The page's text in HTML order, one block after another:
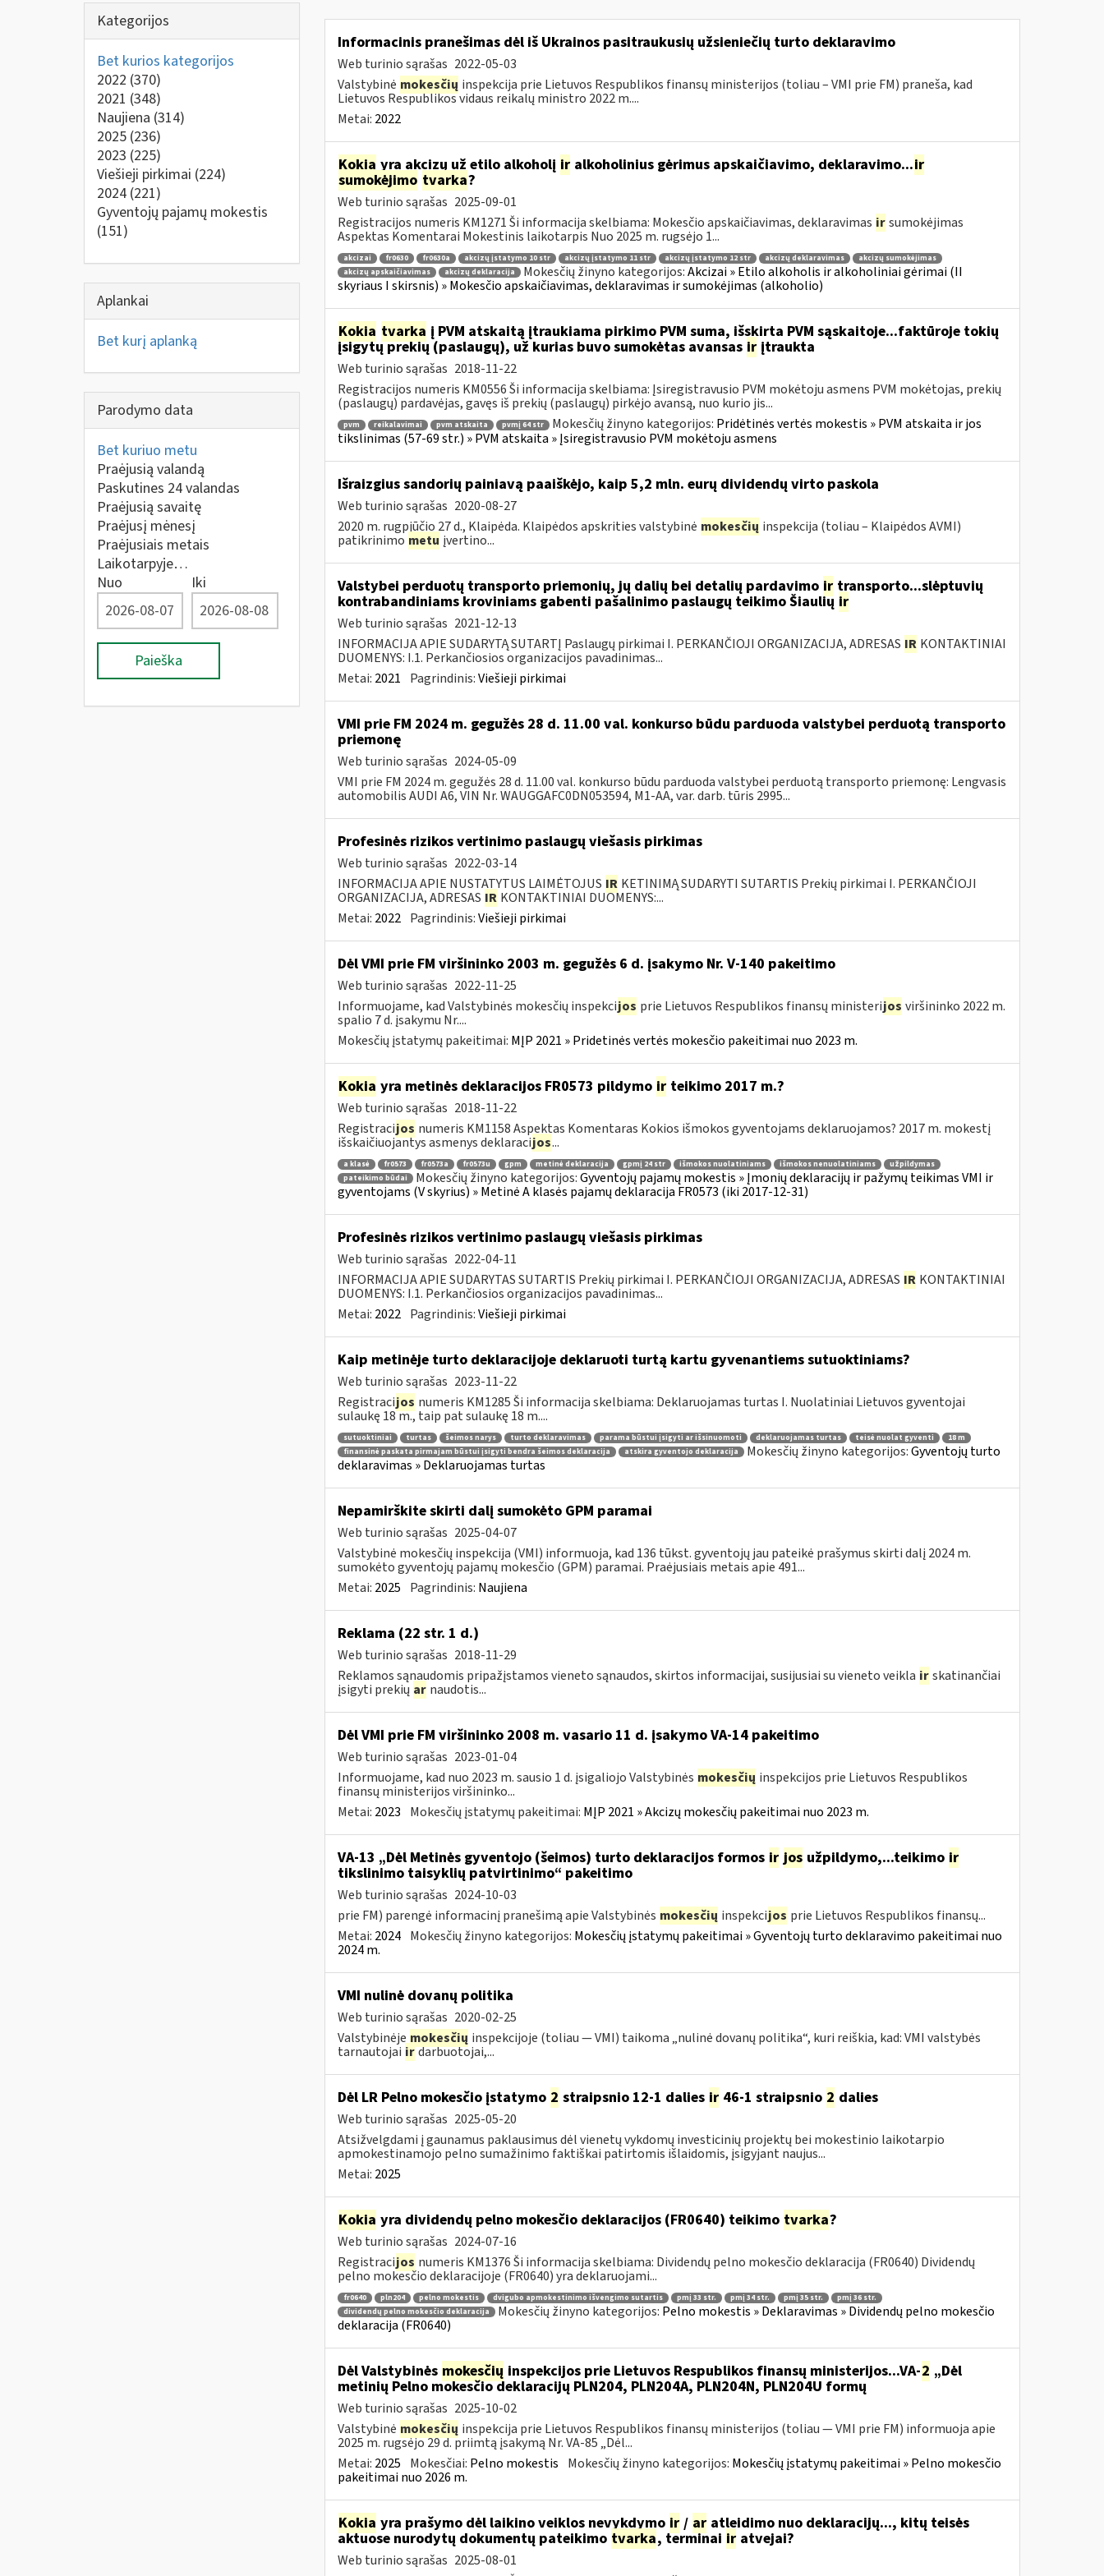
Kategorijos
Bet kurios kategorijos
2022 (370)
2021 (348)
Naujiena (314)
2025 (236)
2023 (225)
Viešieji pirkimai (224)
2024 (221)
Gyventojų pajamų mokestis
(151)
Aplankai
Bet kurį aplanką
Parodymo data
Bet kuriuo metu
Praėjusią valandą
Paskutines 24 valandas
Praėjusią savaitę
Praėjusį mėnesį
Praėjusiais metais
Laikotarpyje…
Nuo
Iki
Paieška
Informacinis pranešimas dėl iš Ukrainos pasitraukusių užsieniečių turto deklaravimo
Web turinio sąrašas 2022-05-03
Valstybinė mokesčių inspekcija prie Lietuvos Respublikos finansų ministerijos (toliau – VMI prie FM) praneša, kad
Lietuvos Respublikos vidaus reikalų ministro 2022 m....
Metai: 2022
Kokiayra akcizų už etilo alkoholį iralkoholinius gėrimus apskaičiavimo, deklaravimo...ir
sumokėjimo tvarka?
Web turinio sąrašas 2025-09-01
Registracijos numeris KM1271 Ši informacija skelbiama: Mokesčio apskaičiavimas, deklaravimas ir sumokėjimas
Aspektas Komentarai Mokestinis laikotarpis Nuo 2025 m. rugsėjo 1...
akcizai fr0630 fr0630a akcizų įstatymo 10 str akcizų įstatymo 11 str akcizų įstatymo 12 str akcizų deklaravimas
akcizų sumokėjimas
akcizų apskaičiavimas
akcizų deklaracija Mokesčių žinyno kategorijos:Akcizai » Etilo alkoholis ir alkoholiniai gėrimai (II
skyriaus I skirsnis) » Mokesčio apskaičiavimas, deklaravimas ir sumokėjimas (alkoholio)
Kokia tvarka į PVM atskaitą įtraukiama pirkimo PVM suma, išskirta PVM sąskaitoje...faktūroje tokių
įsigytų prekių (paslaugų), už kurias buvo sumokėtas avansas irįtraukta
Web turinio sąrašas 2018-11-22
Registracijos numeris KM0556 Ši informacija skelbiama: Įsiregistravusio PVM mokėtoju asmens PVM mokėtojas, prekių
(paslaugų) pardavėjas, gavęs iš prekių (paslaugų) pirkėjo avansą, nuo kurio jis...
pvm reikalavimai pvm atskaita pvmį 64 str Mokesčių žinyno kategorijos: Pridėtinės vertės mokestis » PVM atskaita ir jos
tikslinimas (57-69 str.) » PVM atskaita » Įsiregistravusio PVM mokėtoju asmens
Išraizgius sandorių painiavą paaiškėjo, kaip 5,2 mln. eurų dividendų virto paskola
Web turinio sąrašas 2020-08-27
2020 m. rugpjūčio 27 d., Klaipėda. Klaipėdos apskrities valstybinė mokesčių inspekcija (toliau – Klaipėdos AVMI)
patikrinimo metu įvertino...
Valstybei perduotų transporto priemonių, jų dalių bei detalių pardavimo irtransporto...slėptuvių
kontrabandiniams kroviniams gabenti pašalinimo paslaugų teikimo Šiaulių ir
Web turinio sąrašas 2021-12-13
INFORMACIJA APIE SUDARYTĄ SUTARTĮ Paslaugų pirkimai I. PERKANČIOJI ORGANIZACIJA, ADRESAS IR KONTAKTINIAI
DUOMENYS: I.1. Perkančiosios organizacijos pavadinimas...
Metai: 2021 Pagrindinis:Viešieji pirkimai
VMI prie FM 2024 m. gegužės 28 d. 11.00 val. konkurso būdu parduoda valstybei perduotą transporto
priemonę
Web turinio sąrašas 2024-05-09
VMI prie FM 2024 m. gegužės 28 d. 11.00 val. konkurso būdu parduoda valstybei perduotą transporto priemonę: Lengvasis
automobilis AUDI A6, VIN Nr. WAUGGAFC0DN053594, M1-AA, var. darb. tūris 2995...
Profesinės rizikos vertinimo paslaugų viešasis pirkimas
Web turinio sąrašas 2022-03-14
INFORMACIJA APIE NUSTATYTUS LAIMĖTOJUS IR KETINIMĄ SUDARYTI SUTARTIS Prekių pirkimai I. PERKANČIOJI
ORGANIZACIJA, ADRESAS IR KONTAKTINIAI DUOMENYS:...
Metai: 2022 Pagrindinis:Viešieji pirkimai
Dėl VMI prie FM viršininko 2003 m. gegužės 6 d. įsakymo Nr. V-140 pakeitimo
Web turinio sąrašas 2022-11-25
Informuojame, kad Valstybinės mokesčių inspekcijos prie Lietuvos Respublikos finansų ministerijos viršininko 2022 m.
spalio 7 d. įsakymu Nr....
Mokesčių įstatymų pakeitimai: MĮP 2021 » Pridetinės vertės mokesčio pakeitimai nuo 2023 m.
Kokia yra metinės deklaracijos FR0573 pildymo irteikimo 2017 m.?
Web turinio sąrašas 2018-11-22
Registracijos numeris KM1158 Aspektas Komentaras Kokios išmokos gyventojams deklaruojamos? 2017 m. mokestį
išskaičiuojantys asmenys deklaracijos...
a klasė fr0573 fr0573a fr0573u gpm metinė deklaracija gpmį 24 str išmokos nuolatiniams išmokos nenuolatiniams
užpildymas
pateikimo būdai
Mokesčių žinyno kategorijos:Gyventojų pajamų mokestis » Įmonių deklaracijų ir pažymų teikimas VMI ir
gyventojams (V skyrius) » Metinė A klasės pajamų deklaracija FR0573 (iki 2017-12-31)
Profesinės rizikos vertinimo paslaugų viešasis pirkimas
Web turinio sąrašas 2022-04-11
INFORMACIJA APIE SUDARYTAS SUTARTIS Prekių pirkimai I. PERKANČIOJI ORGANIZACIJA, ADRESAS IR KONTAKTINIAI
DUOMENYS: I.1. Perkančiosios organizacijos pavadinimas...
Metai: 2022 Pagrindinis:Viešieji pirkimai
Kaip metinėje turto deklaracijoje deklaruoti turtą kartu gyvenantiems sutuoktiniams?
Web turinio sąrašas 2023-11-22
Registracijos numeris KM1285 Ši informacija skelbiama: Deklaruojamas turtas I. Nuolatiniai Lietuvos gyventojai
sulaukę 18 m., taip pat sulaukę 18 m....
sutuoktiniai turtas šeimos narys turto deklaravimas parama būstui įsigyti ar išsinuomoti deklaruojamas turtas teisė nuolat gyventi
18 m
finansinė paskata pirmajam būstui įsigyti bendra šeimos deklaracija
atskira gyventojo deklaracija Mokesčių žinyno kategorijos:Gyventojų turto
deklaravimas » Deklaruojamas turtas
Nepamirškite skirti dalį sumokėto GPM paramai
Web turinio sąrašas 2025-04-07
Valstybinė mokesčių inspekcija (VMI) informuoja, kad 136 tūkst. gyventojų jau pateikė prašymus skirti dalį 2024 m.
sumokėto gyventojų pajamų mokesčio (GPM) paramai. Praėjusiais metais apie 491...
Metai: 2025 Pagrindinis: Naujiena
Reklama (22 str. 1 d.)
Web turinio sąrašas 2018-11-29
Reklamos sąnaudomis pripažįstamos vieneto sąnaudos, skirtos informacijai, susijusiai su vieneto veikla ir skatinančiai
įsigyti prekių ar naudotis...
Dėl VMI prie FM viršininko 2008 m. vasario 11 d. įsakymo VA-14 pakeitimo
Web turinio sąrašas 2023-01-04
Informuojame, kad nuo 2023 m. sausio 1 d. įsigaliojo Valstybinės mokesčių inspekcijos prie Lietuvos Respublikos
finansų ministerijos viršininko...
Metai: 2023 Mokesčių įstatymų pakeitimai: MĮP 2021 » Akcizų mokesčių pakeitimai nuo 2023 m.
VA-13 „Dėl Metinės gyventojo (šeimos) turto deklaracijos formos ir jos užpildymo,...teikimo ir
tikslinimo taisyklių patvirtinimo“ pakeitimo
Web turinio sąrašas 2024-10-03
prie FM) parengė informacinį pranešimą apie Valstybinės mokesčių inspekcijos prie Lietuvos Respublikos finansų...
Metai: 2024 Mokesčių žinyno kategorijos: Mokesčių įstatymų pakeitimai » Gyventojų turto deklaravimo pakeitimai nuo
2024 m.
VMI nulinė dovanų politika
Web turinio sąrašas 2020-02-25
Valstybinėje mokesčių inspekcijoje (toliau — VMI) taikoma „nulinė dovanų politika“, kuri reiškia, kad: VMI valstybės
tarnautojai irdarbuotojai,...
Dėl LR Pelno mokesčio įstatymo 2 straipsnio 12-1 dalies ir46-1 straipsnio 2 dalies
Web turinio sąrašas 2025-05-20
Atsižvelgdami į gaunamus paklausimus dėl vienetų vykdomų investicinių projektų bei mokestinio laikotarpio
apmokestinamojo pelno sumažinimo faktiškai patirtomis išlaidomis, įsigyjant naujus...
Metai: 2025
Kokia yra dividendų pelno mokesčio deklaracijos (FR0640) teikimo tvarka?
Web turinio sąrašas 2024-07-16
Registracijos numeris KM1376 Ši informacija skelbiama: Dividendų pelno mokesčio deklaracija (FR0640) Dividendų
pelno mokesčio deklaracijoje (FR0640) yra deklaruojami...
fr0640 pln204 pelno mokestis dvigubo apmokestinimo išvengimo sutartis pmį 33 str. pmį 34 str. pmį 35 str.
pmį 36 str.
dividendų pelno mokesčio deklaracija
Mokesčių žinyno kategorijos: Pelno mokestis » Deklaravimas » Dividendų pelno mokesčio
deklaracija (FR0640)
Dėl Valstybinės mokesčių inspekcijos prie Lietuvos Respublikos finansų ministerijos...VA-2 „Dėl
metinių Pelno mokesčio deklaracijų PLN204, PLN204A, PLN204N, PLN204U formų
Web turinio sąrašas 2025-10-02
Valstybinė mokesčių inspekcija prie Lietuvos Respublikos finansų ministerijos (toliau — VMI prie FM) informuoja apie
2025 m. rugsėjo 29 d. priimtą įsakymą Nr. VA-85 „Dėl...
Metai: 2025 Mokesčiai: Pelno mokestis Mokesčių žinyno kategorijos: Mokesčių įstatymų pakeitimai » Pelno mokesčio
pakeitimai nuo 2026 m.
Kokia yra prašymo dėl laikino veiklos nevykdymo ir/ aratleidimo nuo deklaracijų..., kitų teisės
aktuose nurodytų dokumentų pateikimo tvarka, terminai iratvejai?
Web turinio sąrašas 2025-08-01